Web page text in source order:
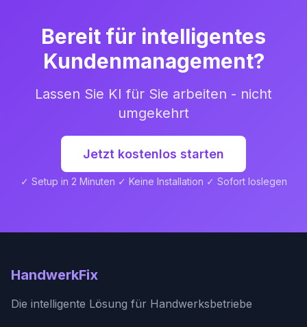
Bereit für intelligentes
Kundenmanagement?
Lassen Sie KI für Sie arbeiten - nicht
umgekehrt
Jetzt kostenlos starten
✓ Setup in 2 Minuten ✓ Keine Installation ✓ Sofort loslegen
HandwerkFix
Die intelligente Lösung für Handwerksbetriebe